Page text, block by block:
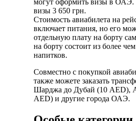
могут оформить визы в ОАЭ.
визы 3 650 грн.
Стоимость авиабилета на
включает питания, но его
отдельную плату на борту
на борту состоит из более
напитков.
Совместно с покупкой
также можете заказать
Шарджа до Дубай (10 AED),
AED) и другие города ОАЭ.